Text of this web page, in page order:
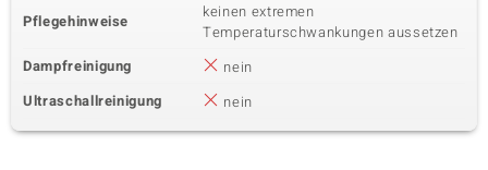
Pflegehinweise
keinen extremen
Temperaturschwankungen aussetzen
Dampfreinigung
nein
Ultraschallreinigung
nein